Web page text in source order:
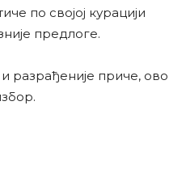
по својој курацији
предлоге.
разрађеније приче, ово